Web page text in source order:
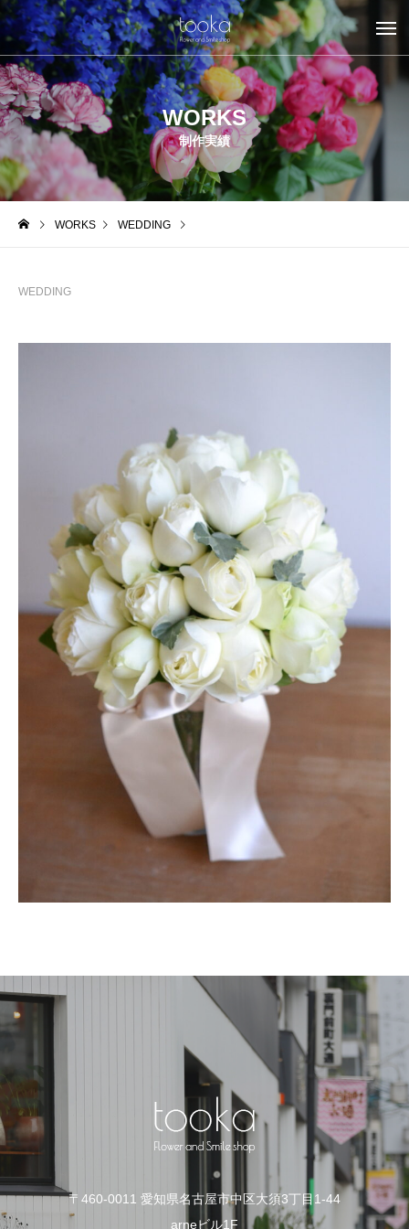
WORKS
制作実績
WORKS WEDDING
WEDDING
〒460-0011 愛知県名古屋市中区大須3丁目1-44
arneビル1F